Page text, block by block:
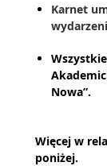
Karnet
Nowa”.
Więcej w
poniżej.